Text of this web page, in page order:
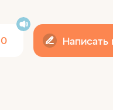
0 Написать